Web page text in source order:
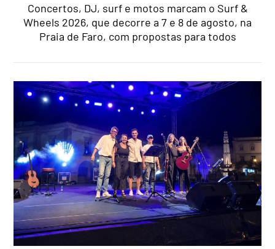
Concertos, DJ, surf e motos marcam o Surf &
Wheels 2026, que decorre a 7 e 8 de agosto, na
Praia de Faro, com propostas para todos